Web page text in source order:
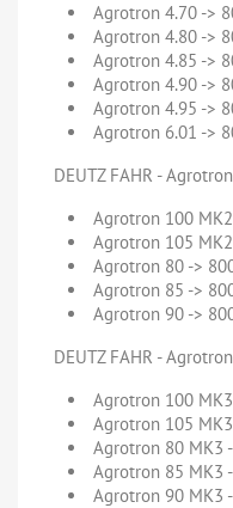
Agrotron 4.70 ->
Agrotron 4.80 ->
Agrotron 4.85 ->
Agrotron 4.90 ->
Agrotron 4.95 ->
Agrotron 6.01 ->
DEUTZ FAHR -
Agrotron 100
Agrotron 105
Agrotron 80 ->
Agrotron 85 ->
Agrotron 90 ->
DEUTZ FAHR -
Agrotron 100
Agrotron 105
Agrotron 80 MK3
Agrotron 85 MK3
Agrotron 90 MK3